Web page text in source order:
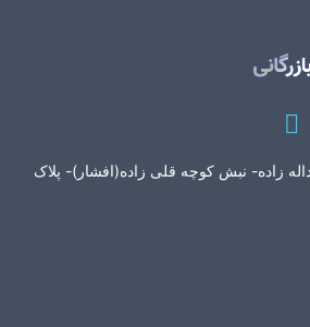
زاده- نبش کوچه قلی زاده(افشار)- پلاک